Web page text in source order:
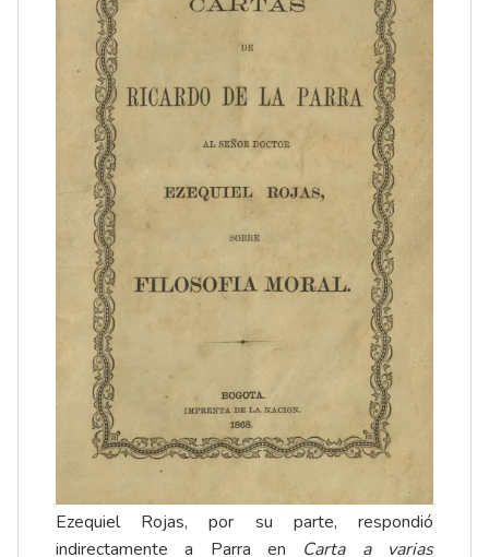
Ezequiel Rojas, por su parte, respondió
indirectamente a Parra en Carta a varias